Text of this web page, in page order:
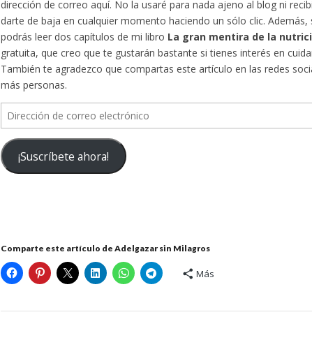
dirección de correo aquí. No la usaré para nada ajeno al blog ni
darte de baja en cualquier momento haciendo un sólo clic.
podrás leer dos capítulos de mi libro La gran mentira de la
gratuita, que creo que te gustarán bastante si tienes interés en
También te agradezco que compartas este artículo en las redes
más personas.
Dirección
de
correo
electrónico
¡Suscríbete ahora!
Comparte este artículo de Adelgazar sin Milagros
Más